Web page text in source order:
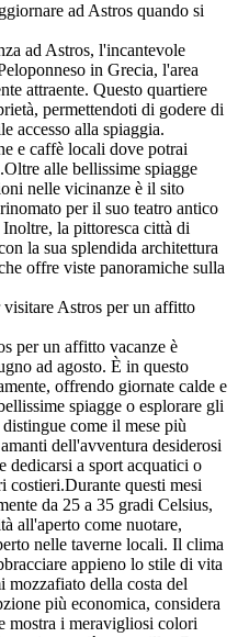
ad Astros quando si
ad Astros, l'incantevole
in Grecia, l'area
attraente. Questo quartiere
permettendoti di godere di
accesso alla spiaggia.
e caffè locali dove potrai
alle bellissime spiagge
nelle vicinanze è il sito
per il suo teatro antico
la pittoresca città di
la sua splendida architettura
offre viste panoramiche sulla
Astros per un affitto
per un affitto vacanze è
ad agosto. È in questo
offrendo giornate calde e
spiagge o esplorare gli
come il mese più
dell'avventura desiderosi
dedicarsi a sport acquatici o
costieri.Durante questi mesi
da 25 a 35 gradi Celsius,
all'aperto come nuotare,
nelle taverne locali. Il clima
appieno lo stile di vita
mozzafiato della costa del
più economica, considera
mostra i meravigliosi colori